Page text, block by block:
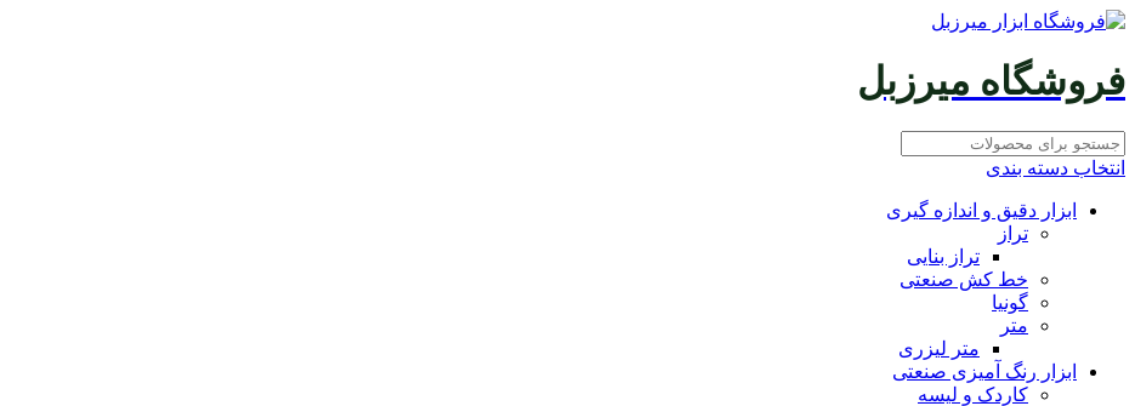
فروشگاه میرزبل
انتخاب دسته بندی
ابزار دقیق و اندازه گیری
تراز
تراز بنایی
خط کش صنعتی
گونیا
متر
متر لیزری
ابزار رنگ آمیزی صنعتی
کاردک و لیسه